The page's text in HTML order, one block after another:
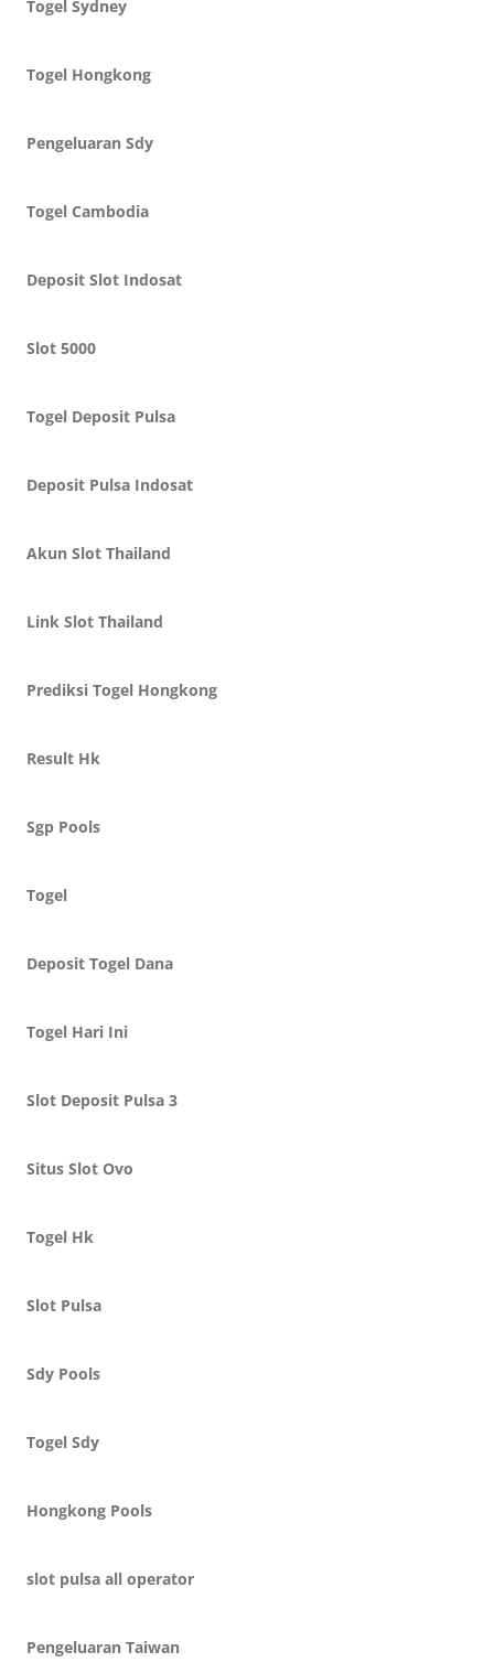
Togel Sydney
Togel Hongkong
Pengeluaran Sdy
Togel Cambodia
Deposit Slot Indosat
Slot 5000
Togel Deposit Pulsa
Deposit Pulsa Indosat
Akun Slot Thailand
Link Slot Thailand
Prediksi Togel Hongkong
Result Hk
Sgp Pools
Togel
Deposit Togel Dana
Togel Hari Ini
Slot Deposit Pulsa 3
Situs Slot Ovo
Togel Hk
Slot Pulsa
Sdy Pools
Togel Sdy
Hongkong Pools
slot pulsa all operator
Pengeluaran Taiwan